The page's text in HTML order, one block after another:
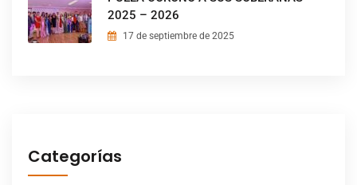
2025 – 2026
17 de septiembre de 2025
Categorías